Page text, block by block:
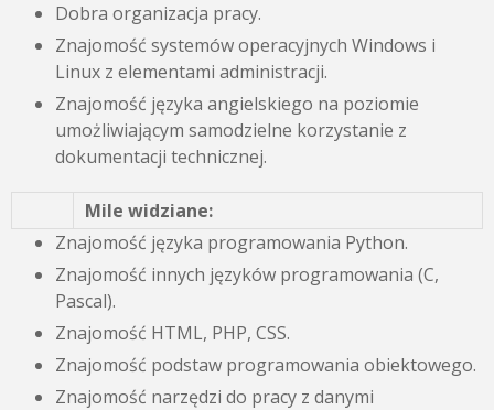
Dobra organizacja pracy.
Znajomość systemów operacyjnych Windows i
Linux z elementami administracji.
Znajomość języka angielskiego na poziomie
umożliwiającym samodzielne korzystanie z
dokumentacji technicznej.
Mile widziane:
Znajomość języka programowania Python.
Znajomość innych języków programowania (C,
Pascal).
Znajomość HTML, PHP, CSS.
Znajomość podstaw programowania obiektowego.
Znajomość narzędzi do pracy z danymi